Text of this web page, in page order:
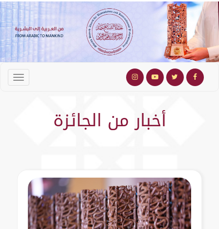
أخبار من الجائزة